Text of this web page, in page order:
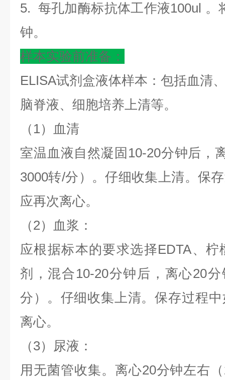
5. 每孔加酶标抗体工作液100ul
钟。
样本实验前准备：
ELISA试剂盒液体样本：包括血清
脑脊液、细胞培养上清等。
（ 1）血清
室温血液自然凝固 10-20分钟后，
3000转/分）。仔细收集上清。保
应再次离心。
（2）血浆：
应根据标本的要求选择EDTA、
剂，混合10-20分钟后，离心20
分）。仔细收集上清。保存过程
离心。
（3）尿液：
用无菌管收集。离心20分钟左右